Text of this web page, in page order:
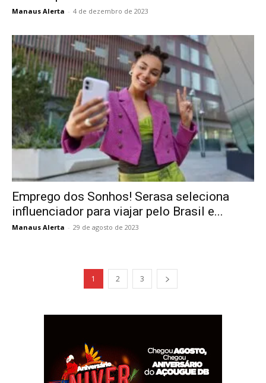
Manaus Alerta - 4 de dezembro de 2023
Emprego dos Sonhos! Serasa seleciona
influenciador para viajar pelo Brasil e...
Manaus Alerta - 29 de agosto de 2023
1 2 3